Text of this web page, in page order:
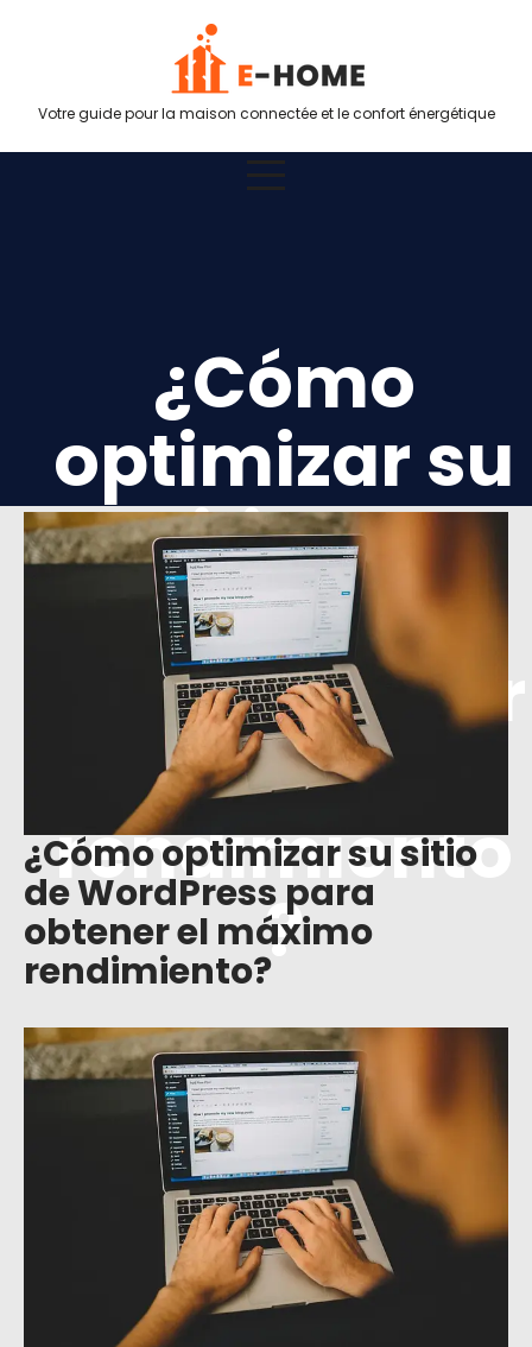
Votre guide pour la maison connectée et le confort énergétique
¿Cómo
optimizar su
sitio de
WordPress
para obtener
el máximo
rendimiento
?
¿Cómo optimizar su sitio
de WordPress para
obtener el máximo
rendimiento?